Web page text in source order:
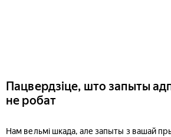
Пацвердзіце, што запыты
не робат
Нам вельмі шкада, але запыты з вашай